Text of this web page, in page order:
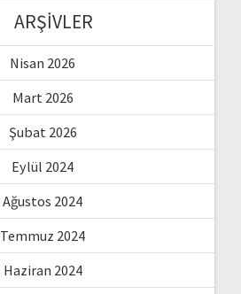
ARŞIVLER
Nisan 2026
Mart 2026
Şubat 2026
Eylül 2024
Ağustos 2024
Temmuz 2024
Haziran 2024